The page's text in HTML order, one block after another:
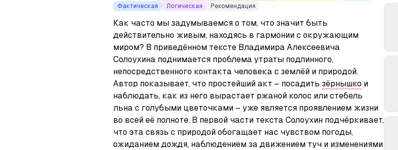
Фактическая
Логическая Рекомендация
Как часто мы задумываемся о том, что значит быть
действительно живым, находясь в гармонии с окружающим
миром? В приведённом тексте Владимира Алексеевича
Солоухина поднимается проблема утраты подлинного,
непосредственного контакта человека с землёй и природой.
Автор показывает, что простейший акт – посадить зёрнышко и
наблюдать, как из него вырастает ржаной колос или стебель
льна с голубыми цветочками – уже является проявлением жизни
во всей её полноте. В первой части текста Солоухин подчёркивает,
что эта связь с природой обогащает нас чувством погоды,
ожиданием дождя, наблюдением за движением туч и изменениями